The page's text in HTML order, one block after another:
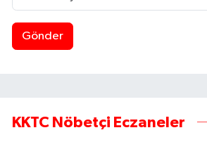
Gönder
KKTC Nöbetçi Eczaneler